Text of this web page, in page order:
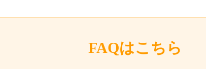
FAQはこちら